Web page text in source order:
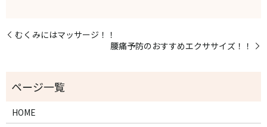
むくみにはマッサージ！！
腰痛予防のおすすめエクササイズ！！
HOME